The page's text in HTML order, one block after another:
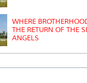
WHERE
THE RETURN OF THE
ANGELS